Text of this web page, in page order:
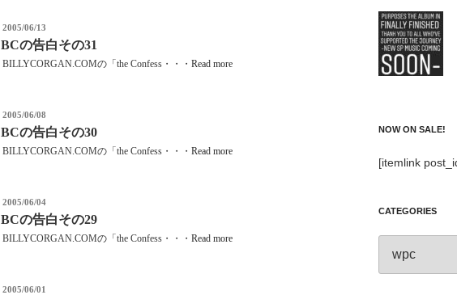
投
稿
2005/06/13
BCの告白その31
BILLYCORGAN.COMの「the Confess・・・Read more
投
稿
日:
2005/06/08
BCの告白その30
BILLYCORGAN.COMの「the Confess・・・Read more
投
稿
日:
2005/06/04
BCの告白その29
BILLYCORGAN.COMの「the Confess・・・Read more
投
2005/06/01
NOW ON SALE!
[itemlink
CATEGORIES